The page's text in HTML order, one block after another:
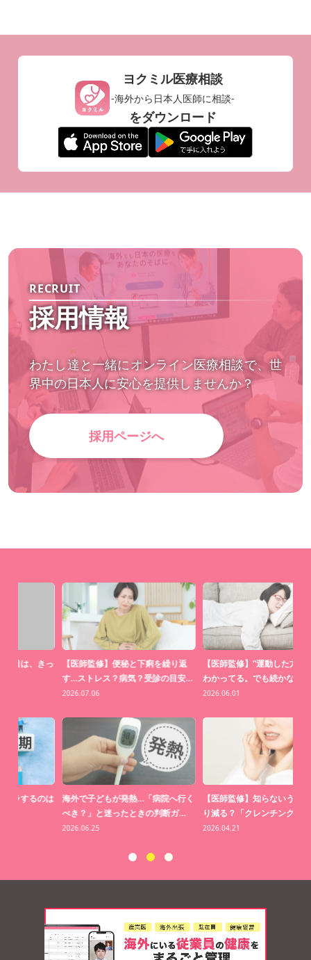
ヨクミル医療相談
-海外から日本人医師に相談-
をダウンロード
RECRUIT
採用情報
わたし達と一緒にオンライン医療相談で、世
界中の日本人に安心を提供しませんか？
採用ページへ
【医師監修】“運動した方がいい”は
わかってる。でも続かない理…
【医師監修】窓際の日光ではビタミ
ンDはつくられない？約70％…
【医師監修】知らないうちに歯がす
り減る？「クレンチング症候群…
【医師監修】「掻けば掻くほど、か
ゆくなる」の正体とは？